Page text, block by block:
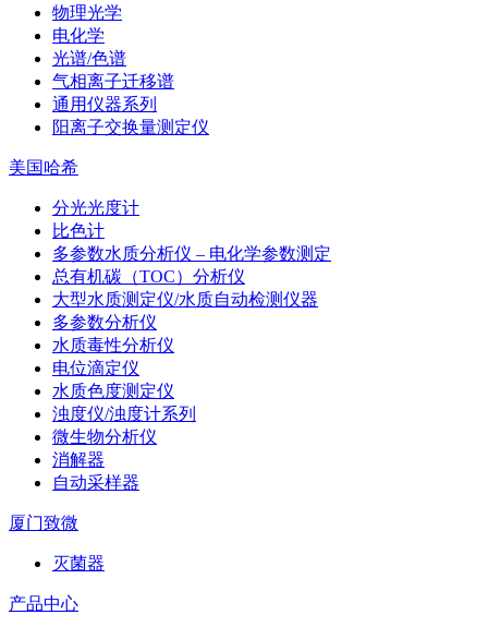
物理光学
电化学
光谱/色谱
气相离子迁移谱
通用仪器系列
阳离子交换量测定仪
美国哈希
分光光度计
比色计
多参数水质分析仪 – 电化学参数测定
总有机碳（TOC）分析仪
大型水质测定仪/水质自动检测仪器
多参数分析仪
水质毒性分析仪
电位滴定仪
水质色度测定仪
浊度仪/浊度计系列
微生物分析仪
消解器
自动采样器
厦门致微
灭菌器
产品中心